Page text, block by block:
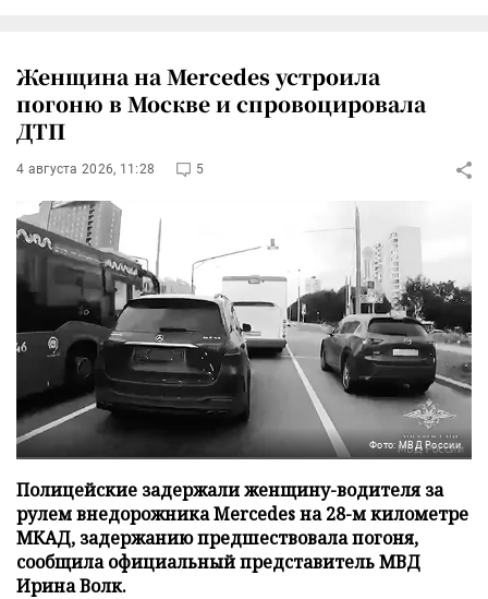
Женщина на Mercedes устроила
погоню в Москве и спровоцировала
ДТП
4 августа 2026, 11:28 5
Фото: МВД России
Полицейские задержали женщину-водителя за
рулем внедорожника Mercedes на 28-м километре
МКАД, задержанию предшествовала погоня,
сообщила официальный представитель МВД
Ирина Волк.